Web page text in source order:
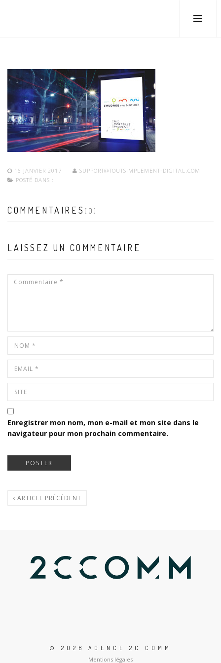
16 JANVIER 2017
SUPPORT@TOUTSIMPLEMENT-DIGITAL.COM
POSTÉ DANS :
COMMENTAIRES (0)
LAISSEZ UN COMMENTAIRE
Enregistrer mon nom, mon e-mail et mon site dans le
navigateur pour mon prochain commentaire.
ARTICLE PRÉCÉDENT
© 2026 AGENCE 2C COMM
Mentions légales